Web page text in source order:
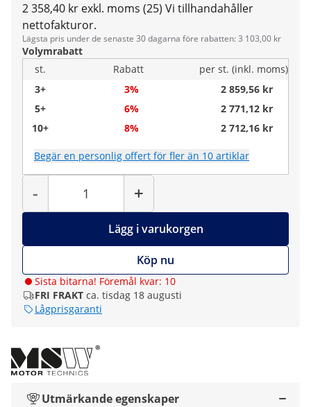
2 358,40 kr exkl. moms (25) Vi tillhandahåller
nettofakturor.
Lägsta pris under de senaste 30 dagarna före rabatten: 3 103,00 kr
Volymrabatt
st.
Rabatt
per st. (inkl. moms)
3+
3%
2 859,56 kr
5+
6%
2 771,12 kr
10+
8% 2 712,16 kr
Begär en personlig offert för fler än 10 artiklar
-
Antal
+
Lägg i varukorgen
Köp nu
Sista bitarna! Föremål kvar: 10
FRI FRAKT ca. tisdag 18 augusti
Lågprisgaranti
Utmärkande egenskaper